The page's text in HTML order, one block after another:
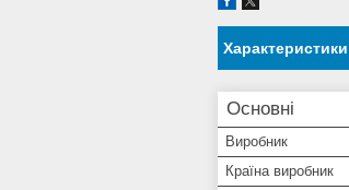
Характеристики
Основні
Виробник
Країна виробник